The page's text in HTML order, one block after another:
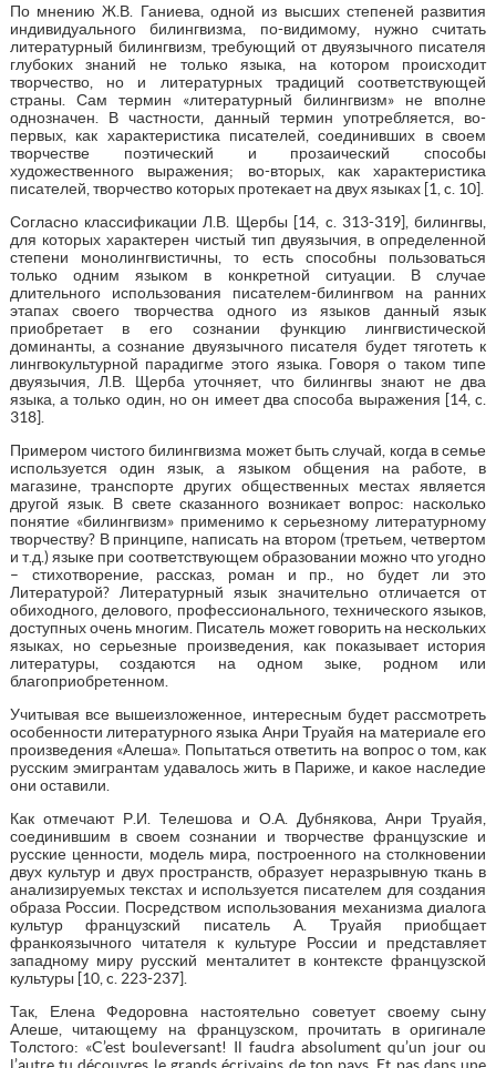
По мнению Ж.В. Ганиева, одной из высших степеней развития
индивидуального билингвизма, по-видимому, нужно считать
литературный билингвизм, требующий от двуязычного писателя
глубоких знаний не только языка, на котором происходит
творчество, но и литературных традиций соответствующей
страны. Сам термин «литературный билингвизм» не вполне
однозначен. В частности, данный термин употребляется, во-
первых, как характеристика писателей, соединивших в своем
творчестве поэтический и прозаический способы
художественного выражения; во-вторых, как характеристика
писателей, творчество которых протекает на двух языках [1, c. 10].
Согласно классификации Л.В. Щербы [14, c. 313-319], билингвы,
для которых характерен чистый тип двуязычия, в определенной
степени монолингвистичны, то есть способны пользоваться
только одним языком в конкретной ситуации. В случае
длительного использования писателем-билингвом на ранних
этапах своего творчества одного из языков данный язык
приобретает в его сознании функцию лингвистической
доминанты, а сознание двуязычного писателя будет тяготеть к
лингвокультурной парадигме этого языка. Говоря о таком типе
двуязычия, Л.В. Щерба уточняет, что билингвы знают не два
языка, а только один, но он имеет два способа выражения [14, c.
318].
Примером чистого билингвизма может быть случай, когда в семье
используется один язык, а языком общения на работе, в
магазине, транспорте других общественных местах является
другой язык. В свете сказанного возникает вопрос: насколько
понятие «билингвизм» применимо к серьезному литературному
творчеству? В принципе, написать на втором (третьем, четвертом
и т.д.) языке при соответствующем образовании можно что угодно
– стихотворение, рассказ, роман и пр., но будет ли это
Литературой? Литературный язык значительно отличается от
обиходного, делового, профессионального, технического языков,
доступных очень многим. Писатель может говорить на нескольких
языках, но серьезные произведения, как показывает история
литературы, создаются на одном зыке, родном или
благоприобретенном.
Учитывая все вышеизложенное, интересным будет рассмотреть
особенности литературного языка Анри Труайя на материале его
произведения «Алеша». Попытаться ответить на вопрос о том, как
русским эмигрантам удавалось жить в Париже, и какое наследие
они оставили.
Как отмечают Р.И. Телешова и О.А. Дубнякова, Анри Труайя,
соединившим в своем сознании и творчестве французские и
русские ценности, модель мира, построенного на столкновении
двух культур и двух пространств, образует неразрывную ткань в
анализируемых текстах и используется писателем для создания
образа России. Посредством использования механизма диалога
культур французский писатель А. Труайя приобщает
франкоязычного читателя к культуре России и представляет
западному миру русский менталитет в контексте французской
культуры [10, c. 223-237].
Так, Елена Федоровна настоятельно советует своему сыну
Алеше, читающему на французском, прочитать в оригинале
Толстого: «C’est bouleversant! Il faudra absolument qu’un jour ou
l’autre tu découvres le grands écrivains de ton pays. Et pas dans une